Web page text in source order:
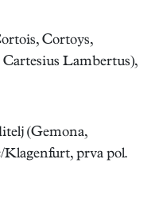
Cortoys,
Lambertus),
(Gemona,
Klagenfurt, prva pol.